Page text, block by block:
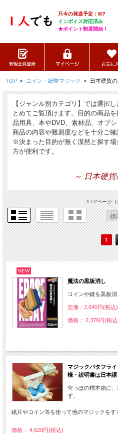
只今の発送予定：8/7
インボイス対応済み
★ポイント制度開始！
TOP > コイン・紙幣マジック > 日本硬貨
【ジャンル別カテゴリ】では選択
とめてご覧頂けます。目的の商品
品用具、本やDVD、素材品、オプ
商品の内容や難易度などを十分ご確
※決まった目的が無く漠然と探す
方が便利です。
～ 日本硬
1 / 2ページ（
1
NEW
魔法の黒板消し
コインや鍵を黒板
定価：2,640円(税込)
価格： 2,376円(税込
マジックバタフラ
様・説明書は日本語
空っぽの標本箱に
す。
紙片やコイン等を使って他のマジックをす
価格： 4,620円(税込)